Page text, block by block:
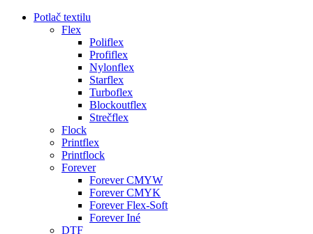
Potlač textilu
Flex
Poliflex
Profiflex
Nylonflex
Starflex
Turboflex
Blockoutflex
Strečflex
Flock
Printflex
Printflock
Forever
Forever CMYW
Forever CMYK
Forever Flex-Soft
Forever Iné
DTF